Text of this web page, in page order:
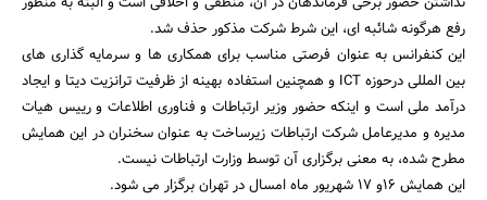
رفع هرگونه شائبه ای، این شرط شرکت مذکور حذف شد.
این کنفرانس به عنوان فرصتی مناسب برای همکاری ها و سرمایه گذاری های
بین المللی درحوزه ICT و همچنین استفاده بهینه از ظرفیت ترانزیت دیتا و ایجاد
درآمد ملی است و اینکه حضور وزیر ارتباطات و فناوری اطلاعات و رییس هیات
مدیره و مدیرعامل شرکت ارتباطات زیرساخت به عنوان سخنران در این همایش
مطرح شده، به معنی برگزاری آن توسط وزارت ارتباطات نیست.
این همایش 16و 17 شهریور ماه امسال در تهران برگزار می شود.